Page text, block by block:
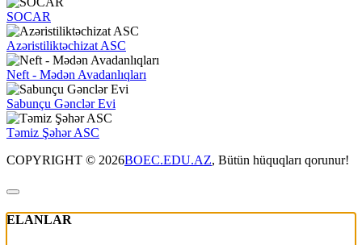
SOCAR
Azəristiliktəchizat ASC
Neft - Mədən Avadanlıqları
Sabunçu Gənclər Evi
Təmiz Şəhər ASC
COPYRIGHT © 2026BOEC.EDU.AZ, Bütün hüquqları qorunur!
ELANLAR